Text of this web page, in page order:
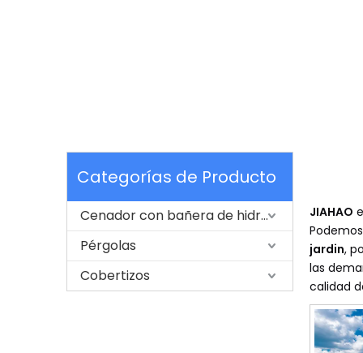
Categorías de Producto
Cenador con bañera de hidromasaje
Pérgolas
Cobertizos
JIAHAO
jardin,
las
calidad